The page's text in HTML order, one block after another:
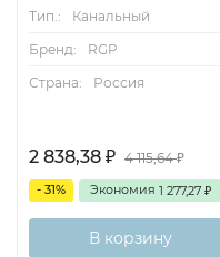
Тип.:
Канальный
Бренд:
RGP
Страна:
Россия
2 838,38 ₽ 4 115,64₽
- 31% Экономия 1 277,27 ₽
В корзину